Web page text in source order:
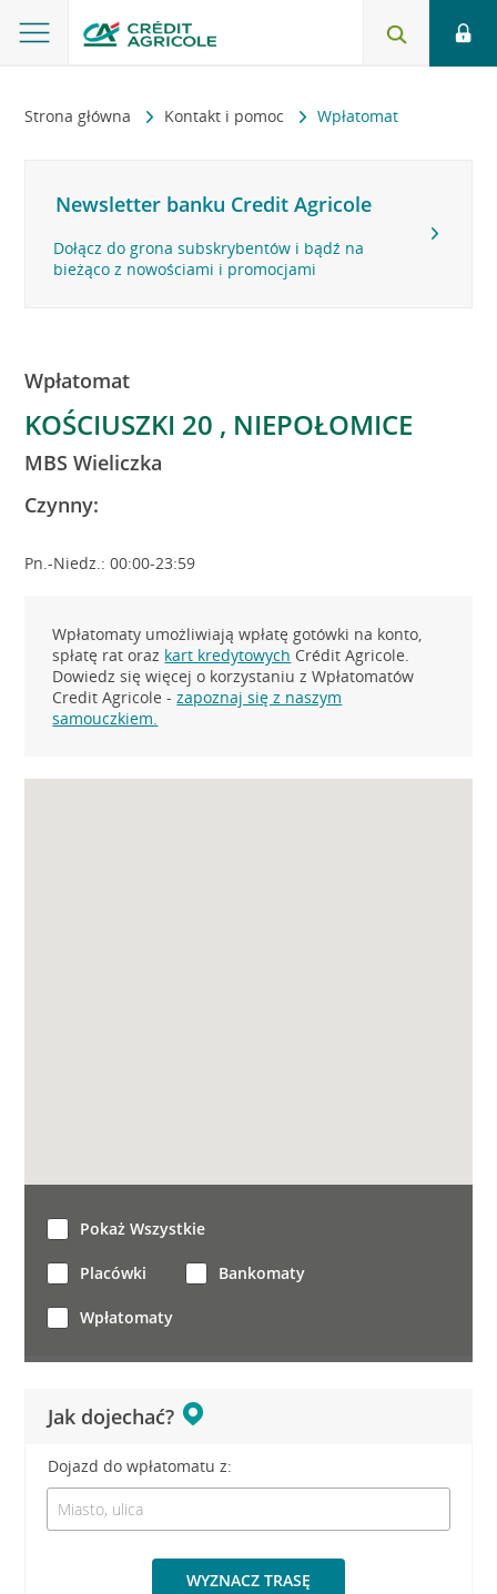
Strona główna Kontakt i pomoc Wpłatomat
Newsletter banku Credit Agricole
Dołącz do grona subskrybentów i bądź na
bieżąco z nowościami i promocjami
Wpłatomat
KOŚCIUSZKI 20 , NIEPOŁOMICE
MBS Wieliczka
Czynny:
Pn.-Niedz.: 00:00-23:59
Wpłatomaty umożliwiają wpłatę gotówki na konto,
spłatę rat oraz kart kredytowych Crédit Agricole.
Dowiedz się więcej o korzystaniu z Wpłatomatów
Credit Agricole -zapoznaj się z naszym
samouczkiem.
Jak dojechać?
Dojazd do wpłatomatu z:
WYZNACZ TRASĘ
Pokaż Wszystkie
Placówki Bankomaty
Wpłatomaty